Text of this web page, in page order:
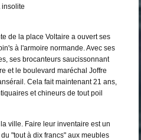
insolite
de la place Voltaire a ouvert ses
à l'armoire normande. Avec ses
ses brocanteurs saucissonnant
et le boulevard maréchal Joffre
Cela fait maintenant 21 ans,
et chineurs de tout poil
ville. Faire leur inventaire est un
"tout à dix francs" aux meubles